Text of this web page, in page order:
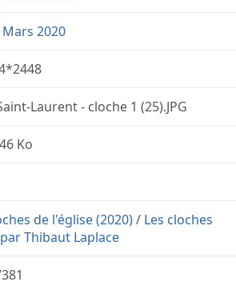
Mars 2020
Laurent - cloche 1 (25).JPG
Ko
de l'église (2020)/ Les cloches
Thibaut Laplace